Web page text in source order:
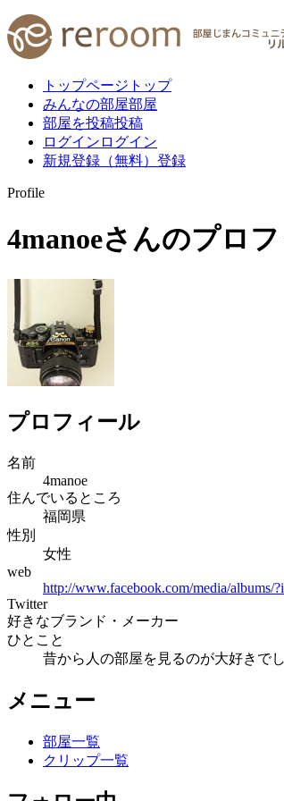
トップページ トップ
みんなの部屋部屋
部屋を投稿投稿
ログイン ログイン
新規登録（無料） 登録
Profile
4manoeさんのプロ
プロフィール
名前
4manoe
住んでいるところ
福岡県
性別
女性
web
http://www.facebook.com/media/albums/
Twitter
好きなブランド・メーカー
ひとこと
昔から人の部屋を見るのが大好きで
メニュー
部屋一覧
クリップ一覧